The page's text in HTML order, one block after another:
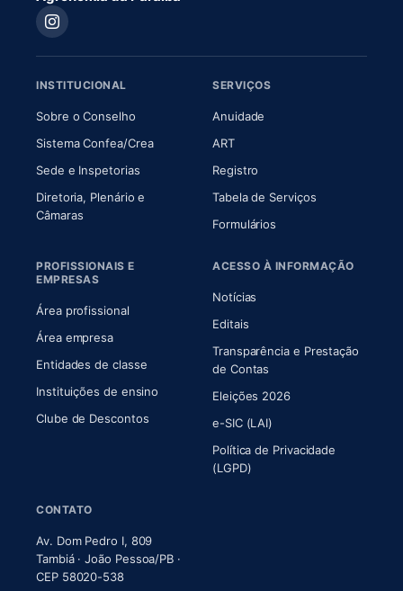
INSTITUCIONAL
Sobre o Conselho(abre em nova aba)
Sistema Confea/Crea(abre em nova aba)
Sede e Inspetorias
Diretoria, Plenário e
Câmaras(abre em nova aba)
SERVIÇOS
Anuidade
ART(abre em nova aba)
Registro
Tabela de Serviços
Formulários
PROFISSIONAIS E
EMPRESAS
Área profissional
Área empresa
Entidades de classe
Instituições de ensino
Clube de Descontos
ACESSO À INFORMAÇÃO
Notícias
Editais
Transparência e Prestação
de Contas
Eleições 2026
e-SIC (LAI)
Política de Privacidade
(LGPD)
CONTATO
Av. Dom Pedro I, 809
Tambiá · João Pessoa/PB ·
CEP 58020-538